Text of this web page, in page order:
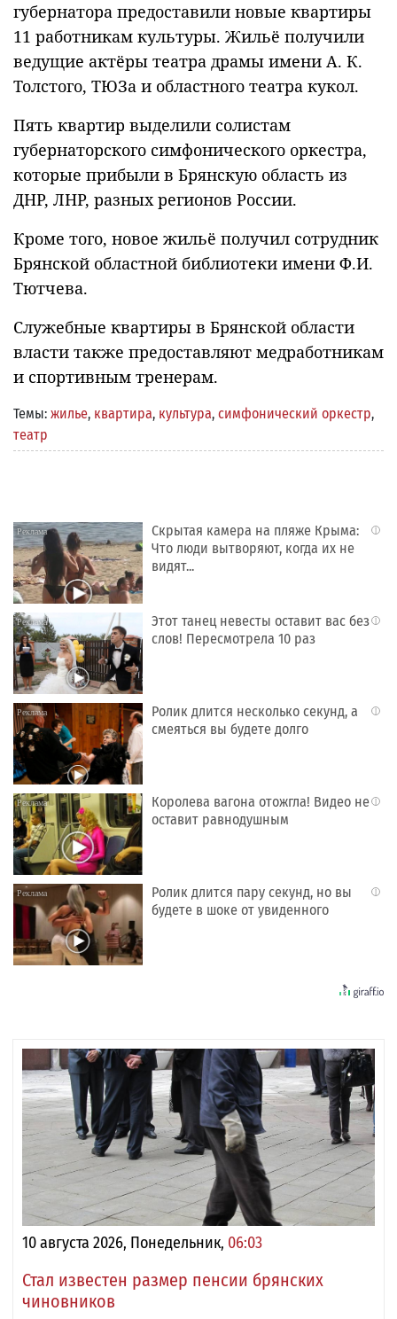
губернатора предоставили новые квартиры
11 работникам культуры. Жильё получили
ведущие актёры театра драмы имени А. К.
Толстого, ТЮЗа и областного театра кукол.
Пять квартир выделили солистам
губернаторского симфонического оркестра,
которые прибыли в Брянскую область из
ДНР, ЛНР, разных регионов России.
Кроме того, новое жильё получил сотрудник
Брянской областной библиотеки имени Ф.И.
Тютчева.
Служебные квартиры в Брянской области
власти также предоставляют медработникам
и спортивным тренерам.
Темы: жилье, квартира, культура, симфонический оркестр,
театр
i
Скрытая камера на пляже Крыма:
Что люди вытворяют, когда их не
видят...
i
Этот танец невесты оставит вас без
слов! Пересмотрела 10 раз
i
Ролик длится несколько секунд, а
смеяться вы будете долго
i
Королева вагона отожгла! Видео не
оставит равнодушным
i
Ролик длится пару секунд, но вы
будете в шоке от увиденного
10 августа 2026, Понедельник, 06:03
Стал известен размер пенсии брянских
чиновников